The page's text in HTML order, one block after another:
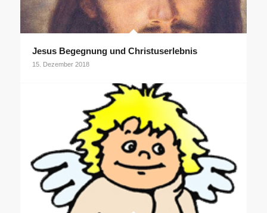
Jesus Begegnung und Christuserlebnis
15. Dezember 2018